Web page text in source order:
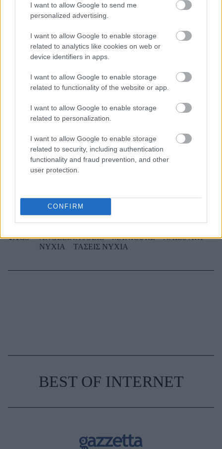
I want to allow Google to send me
personalized advertising.
I want to allow Google to enable storage
related to analytics like cookies on web or
device identifiers in apps.
I want to allow Google to enable storage
related to functionality of the website or app.
I want to allow Google to enable storage
related to personalization.
I want to allow Google to enable storage
related to security, including authentication
functionality and fraud prevention, and other
user protection.
CONFIRM
ΔΙΑΒΑΖΟΝΤΑΙ ΤΩΡΑ
Οι μαμάκηδες του ζωδιακού: Αυτά τα ζώδια είναι
καθαρίζεις κάθε εβδομάδα
3-3-3 rule: Ο κανόνας που θα αλλάξει τον τρόπο
TAGS ANGELINA JOLIE MANICURE
NAILS ART
ΝΥΧΙΑ
ΤΑΣΕΙΣ ΝΥΧΙΑ
BEST OF INTERNET